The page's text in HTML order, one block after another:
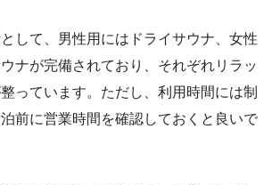
して、男性用にはドライサウナ、女性
ナが完備されており、それぞれリラッ
っています。ただし、利用時間には制
前に営業時間を確認しておくと良いで